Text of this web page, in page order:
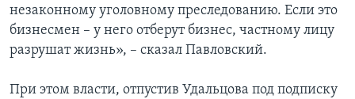
незаконному уголовному преследованию. Если это
бизнесмен – у него отберут бизнес, частному лицу
разрушат жизнь», – сказал Павловский.
При этом власти, отпустив Удальцова под подписку